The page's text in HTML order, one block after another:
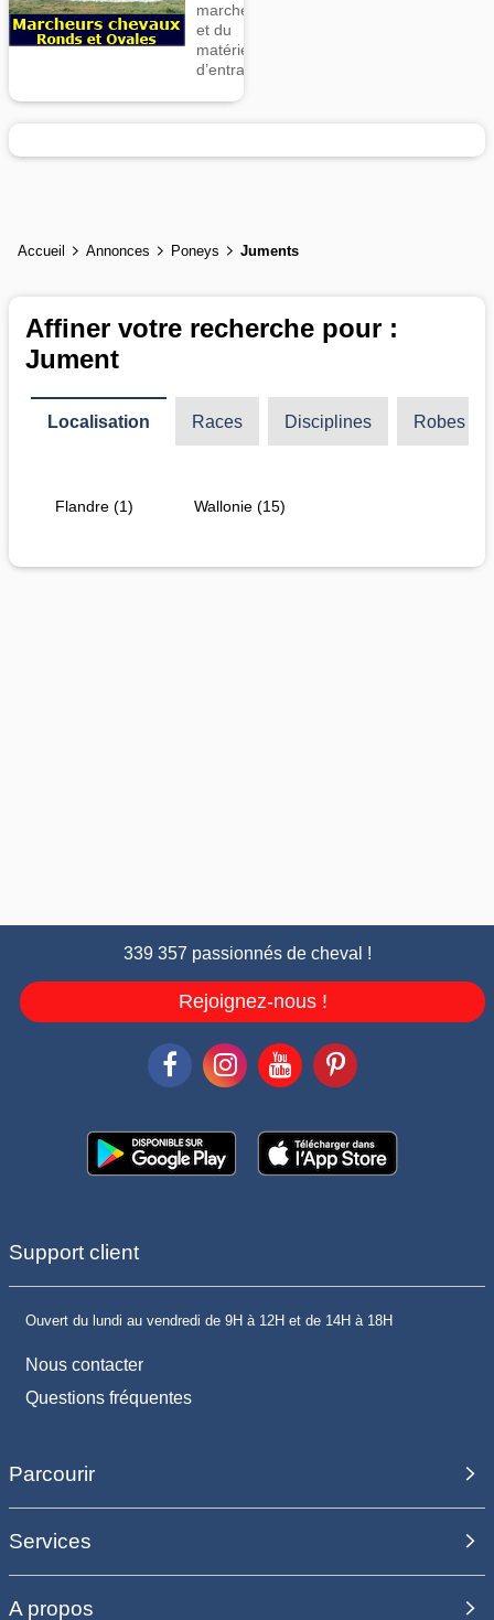
marcheurs
et du
matériel
d’entrainement
Accueil Annonces Poneys Juments
Affiner votre recherche pour :
Jument
Localisation Races Disciplines Robes
Flandre (1) Wallonie (15)
339 357 passionnés de cheval !
Rejoignez-nous !
Support client
Ouvert du lundi au vendredi de 9H à 12H et de 14H à 18H
Nous contacter
Questions fréquentes
Parcourir
Services
A propos